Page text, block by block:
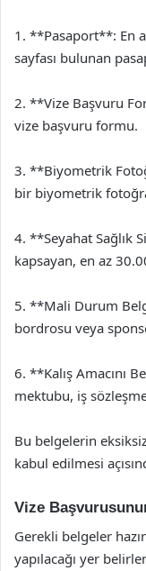
1. **Pasaport**: En
sayfası bulunan
2. **Vize Başvuru
vize başvuru formu.
3. **Biyometrik
bir biyometrik
4. **Seyahat Sağlık
kapsayan, en az
5. **Mali Durum
bordrosu veya
6. **Kalış Amacını
mektubu, iş
Bu belgelerin
kabul edilmesi
Vize
Gerekli belgeler
yapılacağı yer